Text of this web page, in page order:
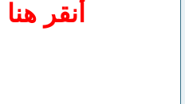
أنقر هنا